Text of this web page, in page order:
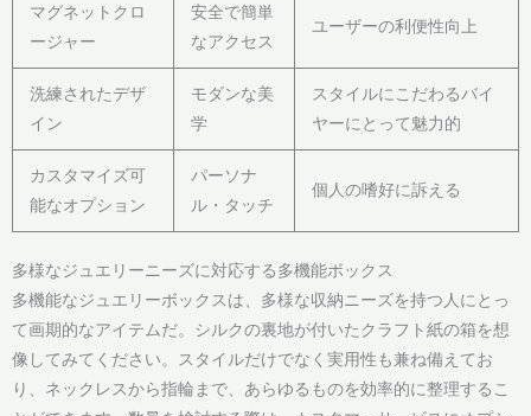
マグネットクロ
ージャー
安全で簡単
なアクセス
ユーザーの利便性向上
洗練されたデザ
イン
モダンな美
学
スタイルにこだわるバイ
ヤーにとって魅力的
カスタマイズ可
能なオプション
パーソナ
ル・タッチ
個人の嗜好に訴える
多様なジュエリーニーズに対応する多機能ボックス
多機能なジュエリーボックスは、多様な収納ニーズを持つ人にとっ
て画期的なアイテムだ。シルクの裏地が付いたクラフト紙の箱を想
像してみてください。スタイルだけでなく実用性も兼ね備えてお
り、ネックレスから指輪まで、あらゆるものを効率的に整理するこ